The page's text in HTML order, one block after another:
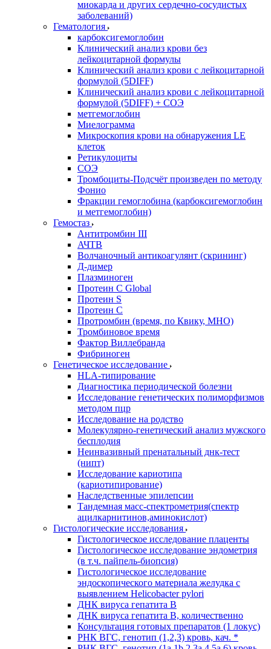
миокарда и других сердечно-сосудистых
заболеваний)
Гематология
карбоксигемоглобин
Клинический анализ крови без
лейкоцитарной формулы
Клинический анализ крови с лейкоцитарной
формулой (5DIFF)
Клинический анализ крови с лейкоцитарной
формулой (5DIFF) + СОЭ
метгемоглобин
Миелограмма
Микроскопия крови на обнаружения LE
клеток
Ретикулоциты
СОЭ
Тромбоциты-Подсчёт произведен по методу
Фонио
Фракции гемоглобина (карбоксигемоглобин
и метгемоглобин)
Гемостаз
Антитромбин III
АЧТВ
Волчаночный антикоагулянт (скрининг)
Д-димер
Плазминоген
Протеин C Global
Протеин S
Протеин С
Протромбин (время, по Квику, МНО)
Тромбиновое время
Фактор Виллебранда
Фибриноген
Генетическое исследование
HLA-типирование
Диагностика периодической болезни
Исследование генетических полиморфизмов
методом пцр
Исследование на родство
Молекулярно-генетический анализ мужского
бесплодия
Неинвазивный пренатальный днк-тест
(нипт)
Исследование кариотипа
(кариотипирование)
Наследственные эпилепсии
Тандемная масс-спектрометрия(спектр
ацилкарнитинов,аминокислот)
Гистологические исследования
Гистологическое исследование плаценты
Гистологическое исследование эндометрия
(в т.ч. пайпель-биопсия)
Гистологическое исследование
эндоскопического материала желудка с
выявлением Helicobacter pylori
ДНК вируса гепатита B
ДНК вируса гепатита B, количественно
Консультация готовых препаратов (1 локус)
РНК ВГC, генотип (1,2,3) кровь, кач. *